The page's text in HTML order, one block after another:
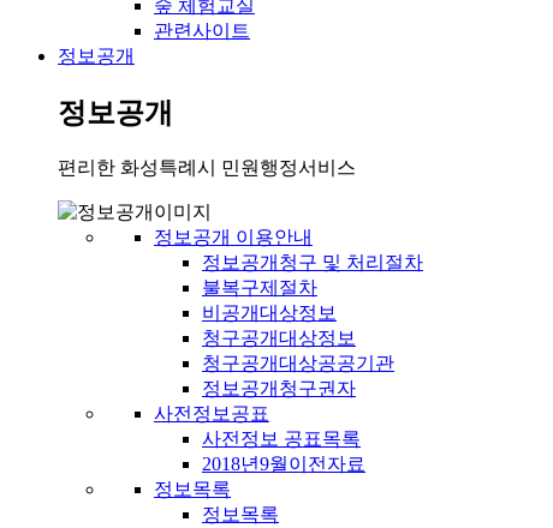
숲 체험교실
관련사이트
정보공개
정보공개
편리한 화성특례시 민원행정서비스
정보공개 이용안내
정보공개청구 및 처리절차
불복구제절차
비공개대상정보
청구공개대상정보
청구공개대상공공기관
정보공개청구권자
사전정보공표
사전정보 공표목록
2018년9월이전자료
정보목록
정보목록